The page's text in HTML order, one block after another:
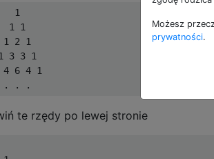
1
1 1
1 2 1
3 3 1
4 6 4 1
te rzędy po lewej stronie
Możesz
prywatności.